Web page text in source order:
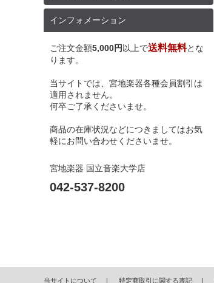
インフォメーション
ご注文金額5,000円 以上で送料無料とな
ります。
当サイトでは、宮地楽器各種会員割引は
適用されません。
何卒ご了承くださいませ。
商品の在庫状況などにつきましてはお気
軽にお問い合わせくださいませ。
宮地楽器 国立音楽大学店
042-537-8200
当サイトについて 特定商取引に関する表記